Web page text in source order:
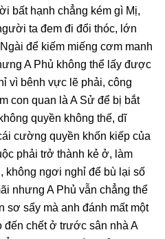
bất hạnh chẳng kém gì Mị,
ta đem đi đổi thóc, lớn
để kiếm miếng cơm manh
A Phủ không thể lấy được
vì bênh vực lẽ phải, công
con quan là A Sử để bị bắt
quyền không thế, dĩ
cường quyền khốn kiếp của
phải trở thành kẻ ở, làm
không ngơi nghỉ để bù lại số
nhưng A Phủ vẫn chẳng thể
sơ sẩy mà anh đánh mất một
đến chết ở trước sân nhà A